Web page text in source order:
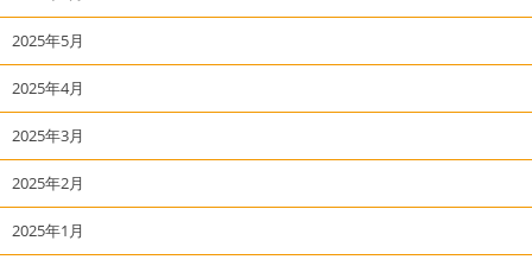
2025年5月
2025年4月
2025年3月
2025年2月
2025年1月